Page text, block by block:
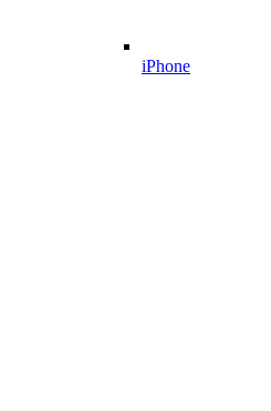
iPhone